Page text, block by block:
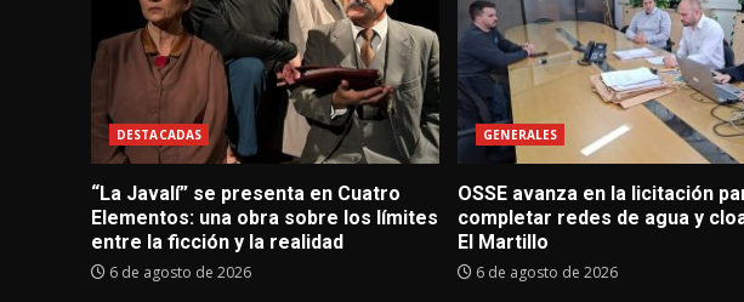
DESTACADAS
“La Javalí” se presenta en Cuatro
Elementos: una obra sobre los límites
entre la ficción y la realidad
6 de agosto de 2026
GENERALES
OSSE avanza en la licitación
completar redes de agua y
El Martillo
6 de agosto de 2026